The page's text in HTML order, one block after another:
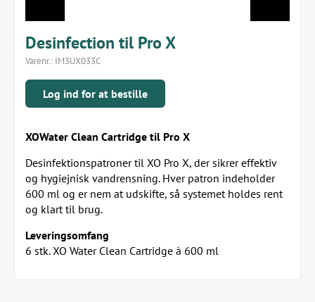
Desinfection til Pro X
Varenr.: IM3UX033C
Log ind for at bestille
XOWater Clean Cartridge til Pro X
Desinfektionspatroner til XO Pro X, der sikrer effektiv
og hygiejnisk vandrensning. Hver patron indeholder
600 ml og er nem at udskifte, så systemet holdes rent
og klart til brug.
Leveringsomfang
6 stk. XO Water Clean Cartridge à 600 ml